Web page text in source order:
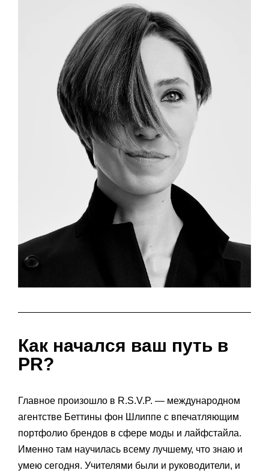
Как начался ваш путь в
PR?
Главное произошло в R.S.V.P. — международном
агентстве Беттины фон Шлиппе с впечатляющим
портфолио брендов в сфере моды и лайфстайла.
Именно там научилась всему лучшему, что знаю и
умею сегодня. Учителями были и руководители, и